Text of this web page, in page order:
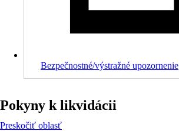
Bezpečnostné/výstražné upozornenie
Pokyny k likvidácii
Preskočiť oblasť